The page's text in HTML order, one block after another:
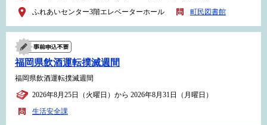
ふれあいセンター3階エレベーターホール
町民図書館
福岡県飲酒運転撲滅週間
福岡県飲酒運転撲滅週間
2026年8月25日（火曜日）から 2026年8月31日（月曜日）
生活安全課